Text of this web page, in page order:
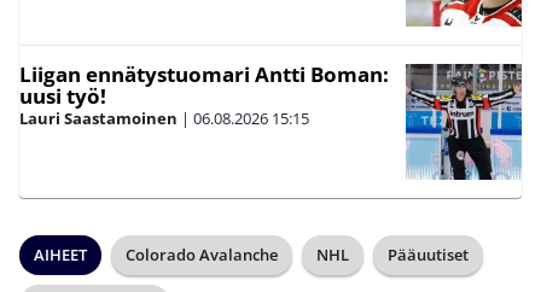
Liigan ennätystuomari Antti Boman:
uusi työ!
Lauri Saastamoinen | 06.08.2026 15:15
AIHEET Colorado Avalanche NHL Pääuutiset